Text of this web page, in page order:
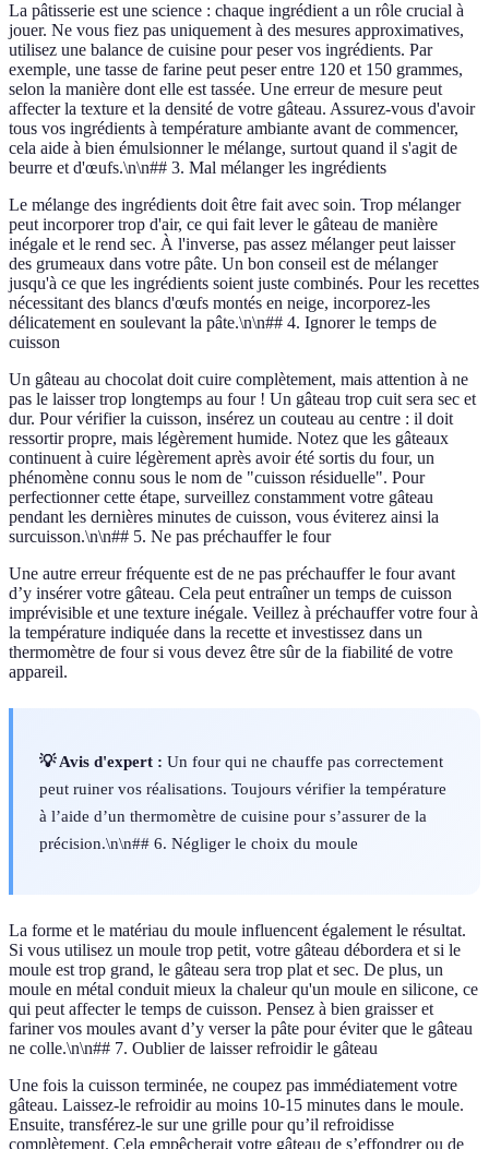
La pâtisserie est une science : chaque ingrédient a un rôle crucial à
jouer. Ne vous fiez pas uniquement à des mesures approximatives,
utilisez une balance de cuisine pour peser vos ingrédients. Par
exemple, une tasse de farine peut peser entre 120 et 150 grammes,
selon la manière dont elle est tassée. Une erreur de mesure peut
affecter la texture et la densité de votre gâteau. Assurez-vous d'avoir
tous vos ingrédients à température ambiante avant de commencer,
cela aide à bien émulsionner le mélange, surtout quand il s'agit de
beurre et d'œufs.\n\n## 3. Mal mélanger les ingrédients
Le mélange des ingrédients doit être fait avec soin. Trop mélanger
peut incorporer trop d'air, ce qui fait lever le gâteau de manière
inégale et le rend sec. À l'inverse, pas assez mélanger peut laisser
des grumeaux dans votre pâte. Un bon conseil est de mélanger
jusqu'à ce que les ingrédients soient juste combinés. Pour les recettes
nécessitant des blancs d'œufs montés en neige, incorporez-les
délicatement en soulevant la pâte.\n\n## 4. Ignorer le temps de
cuisson
Un gâteau au chocolat doit cuire complètement, mais attention à ne
pas le laisser trop longtemps au four ! Un gâteau trop cuit sera sec et
dur. Pour vérifier la cuisson, insérez un couteau au centre : il doit
ressortir propre, mais légèrement humide. Notez que les gâteaux
continuent à cuire légèrement après avoir été sortis du four, un
phénomène connu sous le nom de "cuisson résiduelle". Pour
perfectionner cette étape, surveillez constamment votre gâteau
pendant les dernières minutes de cuisson, vous éviterez ainsi la
surcuisson.\n\n## 5. Ne pas préchauffer le four
Une autre erreur fréquente est de ne pas préchauffer le four avant
d’y insérer votre gâteau. Cela peut entraîner un temps de cuisson
imprévisible et une texture inégale. Veillez à préchauffer votre four à
la température indiquée dans la recette et investissez dans un
thermomètre de four si vous devez être sûr de la fiabilité de votre
appareil.
💡 Avis d'expert : Un four qui ne chauffe pas correctement
peut ruiner vos réalisations. Toujours vérifier la température
à l’aide d’un thermomètre de cuisine pour s’assurer de la
précision.\n\n## 6. Négliger le choix du moule
La forme et le matériau du moule influencent également le résultat.
Si vous utilisez un moule trop petit, votre gâteau débordera et si le
moule est trop grand, le gâteau sera trop plat et sec. De plus, un
moule en métal conduit mieux la chaleur qu'un moule en silicone, ce
qui peut affecter le temps de cuisson. Pensez à bien graisser et
fariner vos moules avant d’y verser la pâte pour éviter que le gâteau
ne colle.\n\n## 7. Oublier de laisser refroidir le gâteau
Une fois la cuisson terminée, ne coupez pas immédiatement votre
gâteau. Laissez-le refroidir au moins 10-15 minutes dans le moule.
Ensuite, transférez-le sur une grille pour qu’il refroidisse
complètement. Cela empêcherait votre gâteau de s’effondrer ou de